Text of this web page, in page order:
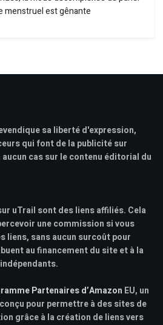
menstruel est gênante
sa liberté d'expression,
qui font de la publicité sur
cas sur le contenu éditorial du
uTrail sont des liens affiliés. Cela
une commission si vous
liens, sans aucun surcoût pour
au financement du site et à la
Partenaires d’Amazon EU, un
pour permettre à des sites de
grâce à la création de liens vers